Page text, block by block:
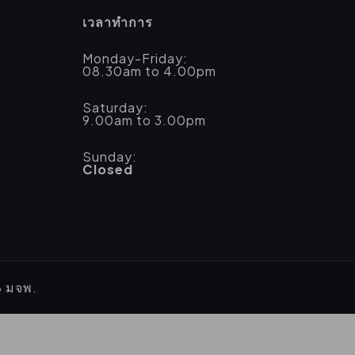
เวลาทำการ
Monday-Friday:
08.30am to 4.00pm
Saturday:
9.00am to 3.00pm
Sunday:
Closed
มจพ.